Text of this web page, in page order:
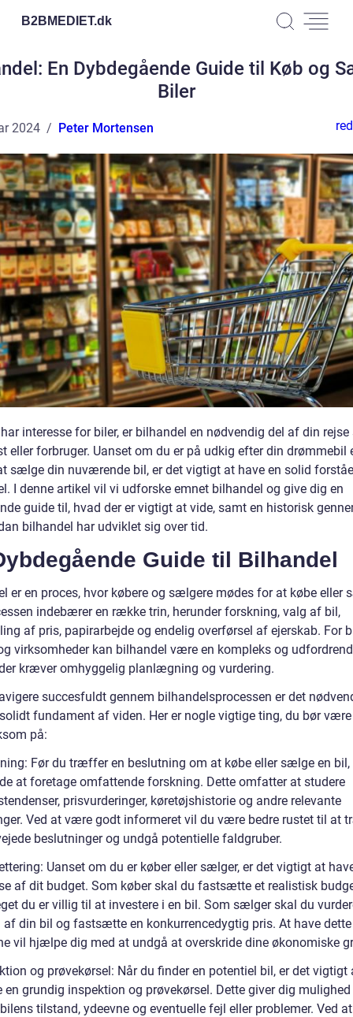
B2BMEDIET.dk
En Dybdegående Guide til Køb og
Biler
2024 Peter Mortensen
interesse for biler, er bilhandel en nødvendig del af din rejse
eller forbruger. Uanset om du er på udkig efter din drømmebil
sælge din nuværende bil, er det vigtigt at have en solid
I denne artikel vil vi udforske emnet bilhandel og give dig en
guide til, hvad der er vigtigt at vide, samt en historisk
bilhandel har udviklet sig over tid.
Guide til Bilhandel
er en proces, hvor købere og sælgere mødes for at købe eller
indebærer en række trin, herunder forskning, valg af bil,
af pris, papirarbejde og endelig overførsel af ejerskab. For
virksomheder kan bilhandel være en kompleks og
kræver omhyggelig planlægning og vurdering.
succesfuldt gennem bilhandelsprocessen er det
fundament af viden. Her er nogle vigtige ting, du bør være
på:
Før du træffer en beslutning om at købe eller sælge en bil,
at foretage omfattende forskning. Dette omfatter at studere
prisvurderinger, køretøjshistorie og andre relevante
Ved at være godt informeret vil du være bedre rustet til at
beslutninger og undgå potentielle faldgruber.
Uanset om du er køber eller sælger, er det vigtigt at
af dit budget. Som køber skal du fastsætte et realistisk
du er villig til at investere i en bil. Som sælger skal du
din bil og fastsætte en konkurrencedygtig pris. At have
vil hjælpe dig med at undgå at overskride dine økonomiske
og prøvekørsel: Når du finder en potentiel bil, er det vigtigt
en grundig inspektion og prøvekørsel. Dette giver dig
tilstand, ydeevne og eventuelle fejl eller problemer. Ved